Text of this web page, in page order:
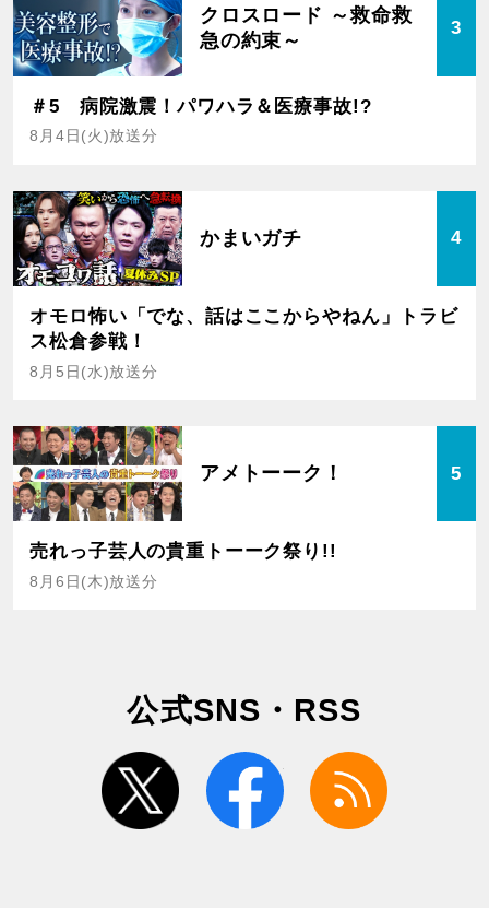
クロスロード ～救命救
急の約束～
3
＃5 病院激震！パワハラ＆医療事故!?
8月4日(火)放送分
かまいガチ 4
オモロ怖い「でな、話はここからやねん」トラビ
ス松倉参戦！
8月5日(水)放送分
アメトーーク！ 5
売れっ子芸人の貴重トーーク祭り!!
8月6日(木)放送分
公式SNS・RSS
twitter facebook